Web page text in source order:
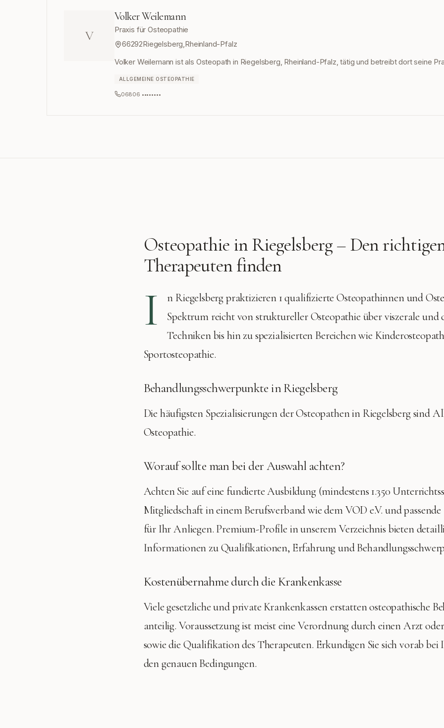
V
Volker Weilemann
Praxis für Osteopathie
66292Riegelsberg,Rheinland-Pfalz
Volker Weilemann ist als Osteopath in Riegelsberg, Rheinland-Pfalz, tätig und betreibt dort seine
ALLGEMEINE OSTEOPATHIE
06806 ••••••••
Osteopathie inRiegelsberg– Den
Therapeuten finden
I n Riegelsbergpraktizieren 1 qualifizierte Osteopathinnen und
Spektrum reicht von struktureller Osteopathie über viszerale und
Techniken bis hin zu spezialisierten Bereichen wie
Sportosteopathie.
Behandlungsschwerpunkte inRiegelsberg
Die häufigsten Spezialisierungen der Osteopathen in Riegelsbergsind
Osteopathie.
Worauf sollte man bei der Auswahl achten?
Achten Sie auf eine fundierte Ausbildung (mindestens 1.350
Mitgliedschaft in einem Berufsverband wie dem VOD e.V. und passende
für Ihr Anliegen. Premium-Profile in unserem Verzeichnis bieten
Informationen zu Qualifikationen, Erfahrung und
Kostenübernahme durch die Krankenkasse
Viele gesetzliche und private Krankenkassen erstatten osteopathische
anteilig. Voraussetzung ist meist eine Verordnung durch einen Arzt
sowie die Qualifikation des Therapeuten. Erkundigen Sie sich vorab bei
den genauen Bedingungen.